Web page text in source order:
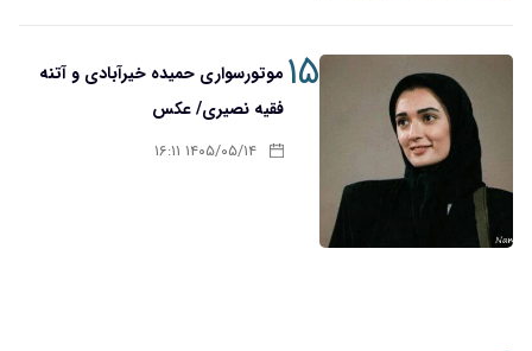
۱۵ موتورسواری حمیده خیرآبادی و آتنه
فقیه نصیری/ عکس
۱۴۰۵/۰۵/۱۴ ۱۶:۱۱